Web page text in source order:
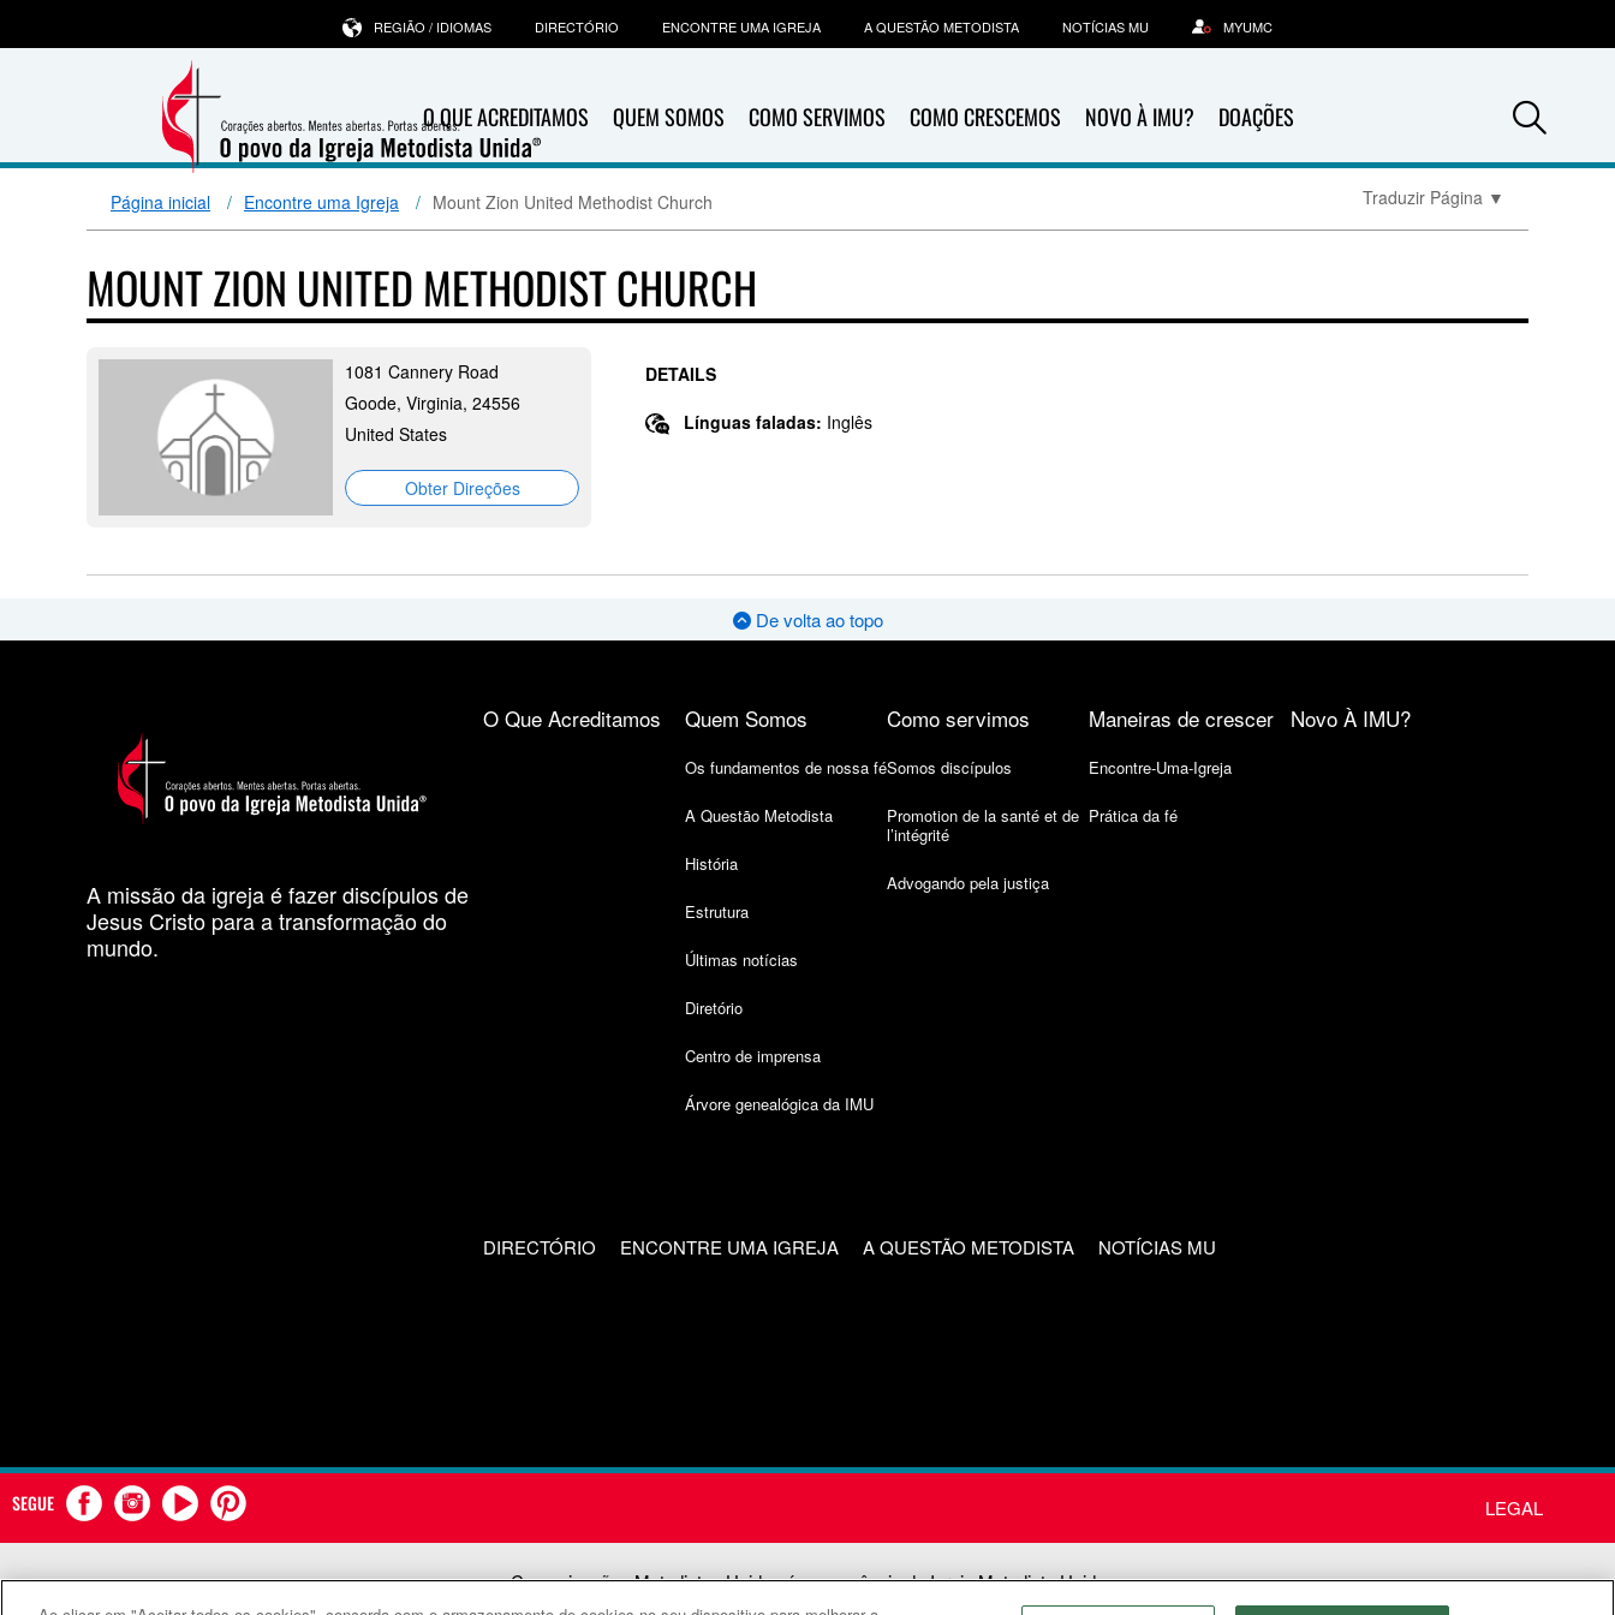
O QUE ACREDITAMOS QUEM SOMOS COMO SERVIMOS COMO CRESCEMOS NOVO À IMU? DOAÇÕES
REGIÃO / IDIOMAS DIRECTÓRIO ENCONTRE UMA IGREJA A QUESTÃO METODISTA NOTÍCIAS MU MYUMC
Página inicial Encontre uma Igreja Mount Zion United Methodist Church Traduzir Página ▼
MOUNT ZION UNITED METHODIST CHURCH
1081 Cannery Road
Goode, Virginia, 24556
United States
Obter Direções
DETAILS
Línguas faladas: Inglês
De volta ao topo
A missão da igreja é fazer discípulos de
Jesus Cristo para a transformação do
mundo.
O Que Acreditamos Quem Somos
Os fundamentos de nossa fé
A Questão Metodista
História
Estrutura
Últimas notícias
Diretório
Centro de imprensa
Árvore genealógica da IMU
Como servimos
Somos discípulos
Promotion de la santé et de
l’intégrité
Advogando pela justiça
Maneiras de crescer
Encontre-Uma-Igreja
Prática da fé
Novo À IMU?
DIRECTÓRIO ENCONTRE UMA IGREJA A QUESTÃO METODISTA NOTÍCIAS MU
SEGUE LEGAL
Comunicações Metodistas Unidas é uma agência da Igreja Metodista Unida